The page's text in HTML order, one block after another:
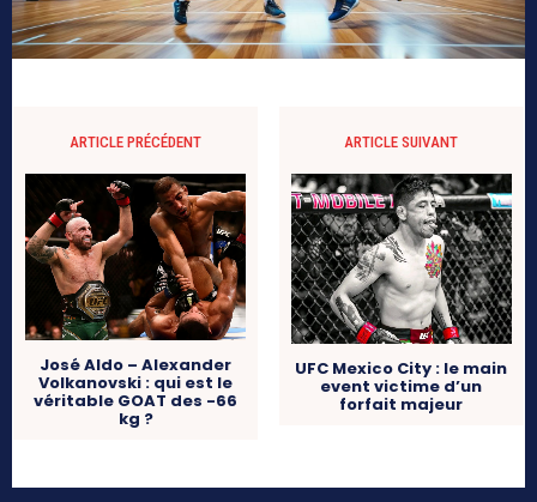
ARTICLE PRÉCÉDENT
José Aldo – Alexander
Volkanovski : qui est le
véritable GOAT des -66
kg ?
ARTICLE SUIVANT
UFC Mexico City : le main
event victime d’un
forfait majeur